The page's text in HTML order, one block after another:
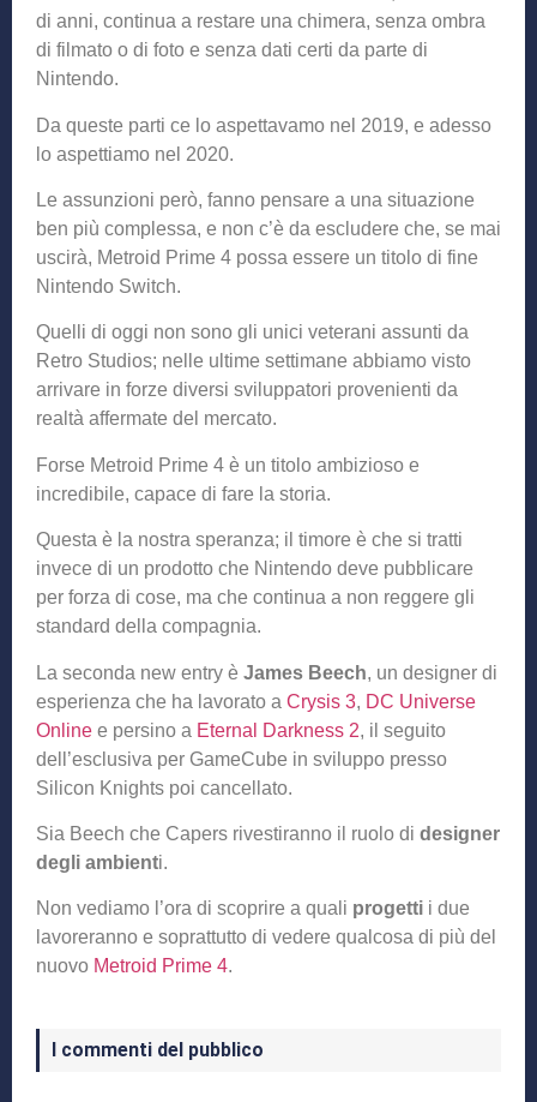
di anni, continua a restare una chimera, senza ombra
di filmato o di foto e senza dati certi da parte di
Nintendo.
Da queste parti ce lo aspettavamo nel 2019, e adesso
lo aspettiamo nel 2020.
Le assunzioni però, fanno pensare a una situazione
ben più complessa, e non c’è da escludere che, se mai
uscirà, Metroid Prime 4 possa essere un titolo di fine
Nintendo Switch.
Quelli di oggi non sono gli unici veterani assunti da
Retro Studios; nelle ultime settimane abbiamo visto
arrivare in forze diversi sviluppatori provenienti da
realtà affermate del mercato.
Forse Metroid Prime 4 è un titolo ambizioso e
incredibile, capace di fare la storia.
Questa è la nostra speranza; il timore è che si tratti
invece di un prodotto che Nintendo deve pubblicare
per forza di cose, ma che continua a non reggere gli
standard della compagnia.
La seconda new entry è James Beech, un designer di
esperienza che ha lavorato a Crysis 3, DC Universe
Online e persino a Eternal Darkness 2, il seguito
dell’esclusiva per GameCube in sviluppo presso
Silicon Knights poi cancellato.
Sia Beech che Capers rivestiranno il ruolo di designer
degli ambienti.
Non vediamo l’ora di scoprire a quali progetti i due
lavoreranno e soprattutto di vedere qualcosa di più del
nuovo Metroid Prime 4.
I commenti del pubblico